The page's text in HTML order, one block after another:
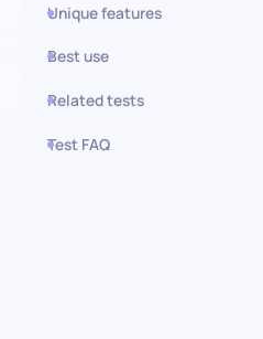
Unique features
Best use
Related tests
Test FAQ